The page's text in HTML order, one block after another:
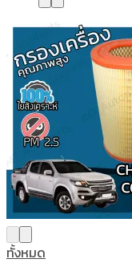
ทั้งหมด